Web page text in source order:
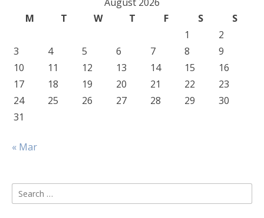
M
T W T F S
S
1
2
3
4 5 6 7 8
9
10
11 12 13 14 15
16
17
18 19 20 21 22
23
24
25 26 27 28 29
30
31
« Mar
Search
for: